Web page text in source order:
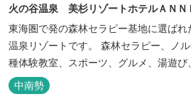
火の谷温泉 美杉リゾートホテルＡＮＮ
東海圏で発の森林セラピー基地に選ば
温泉リゾートです。 森林セラピー、ノ
種体験教室、スポーツ、グルメ、湯遊び
いきり遊んだ後は温泉でゆったり、のん
ングに豪華会席料理。バイキングでは、
中南勢